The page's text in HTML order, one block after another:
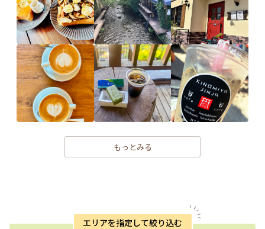
もっとみる
エリアを指定して絞り込む